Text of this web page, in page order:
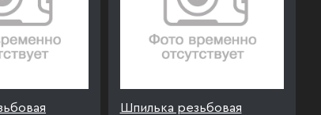
Шпилька резьбовая